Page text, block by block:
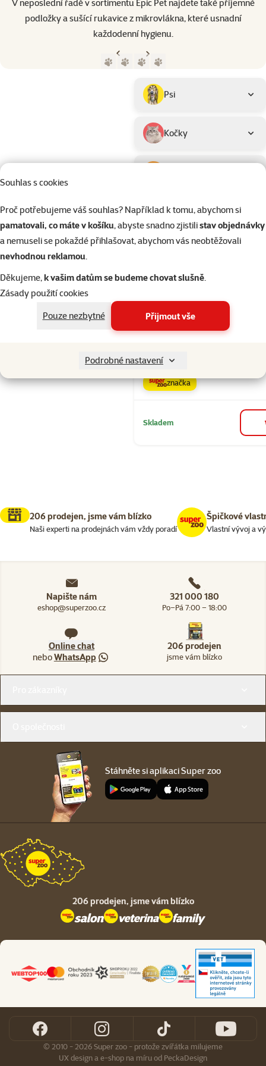
Souhlas s cookies
Proč potřebujeme váš souhlas? Například k tomu, abychom si
pamatovali, co máte v košíku, abyste snadno zjistilistav objednávky
a nemuseli se pokaždé přihlašovat, abychom vás neobtěžovali
nevhodnou reklamou.
Děkujeme,k vašim datům se budeme chovat slušně.
Zásady použití cookies
Pouze nezbytné
Přijmout vše
Podrobné nastavení
V neposlední řadě v sortimentu Epic Pet najdete také příjemné
podložky a sušící rukavice z mikrovlákna, které usnadní
každodenní hygienu.
Předchozí stranaNásledující strana
Podkategorie
Psi
Kočky
Ptáci
Kategorie
Psi > Hračky pro psy
Seřadit
Lízací
Pet
značka
Skladem
206 prodejen, jsme vám blízko
Naši experti na prodejnách vám vždy poradí
Špičkové
Vlastní vývoj a
Napište nám
eshop@superzoo.cz
321 000 180
Po–Pá 7:00 – 18:00
Online chat
neboWhatsApp
206 prodejen
jsme vám blízko
Stáhněte si aplikaci Super zoo
206 prodejen, jsme vám blízko
© 2010 - 2026 Super zoo - protože zvířátka milujeme
UX designa e-shop na míruod PeckaDesign